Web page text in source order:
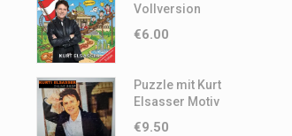
Vollversion
€6.00
Puzzle mit Kurt
Elsasser Motiv
€9.50